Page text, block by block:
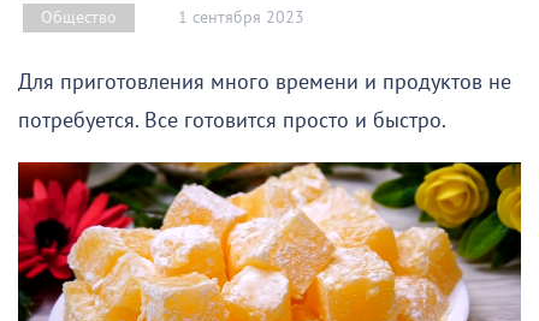
Общество 1 сентября 2023
Для приготовления много времени и продуктов не
потребуется. Все готовится просто и быстро.